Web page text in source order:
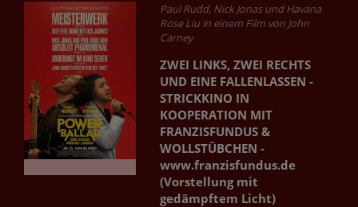
Paul Rudd, Nick Jonas und Havana
Rose Liu in einem Film von John
Carney
ZWEI LINKS, ZWEI RECHTS
UND EINE FALLENLASSEN -
STRICKKINO IN
KOOPERATION MIT
FRANZISFUNDUS &
WOLLSTÜBCHEN -
www.franzisfundus.de
(Vorstellung mit
gedämpftem Licht)